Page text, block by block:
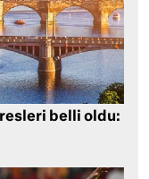
belli oldu: